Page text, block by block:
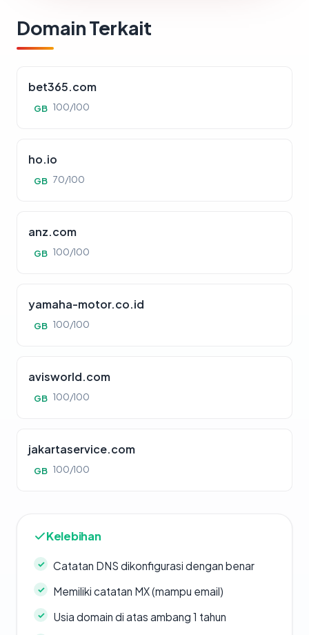
Domain Terkait
bet365.com
GB 100/100
ho.io
GB 70/100
anz.com
GB 100/100
yamaha-motor.co.id
GB 100/100
avisworld.com
GB 100/100
jakartaservice.com
GB 100/100
Kelebihan
Catatan DNS dikonfigurasi dengan benar
Memiliki catatan MX (mampu email)
Usia domain di atas ambang 1 tahun